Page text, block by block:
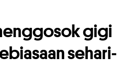
gigi
sehari-